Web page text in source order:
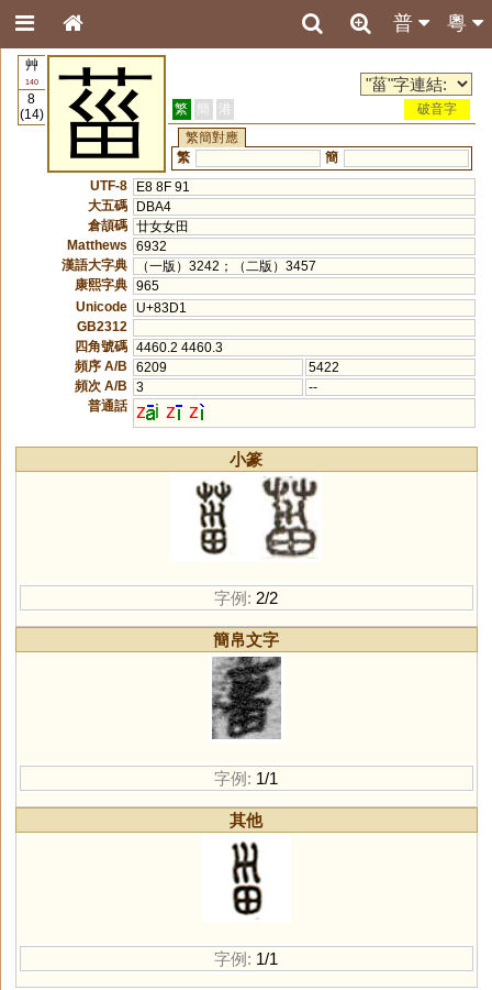
粵
普
艸
140
8
(14)
菑 繁 簡 港
破音字
繁簡對應
繁
簡
UTF-8
E8 8F 91
大五碼
DBA4
倉頡碼 廿女女田
Matthews
6932
漢語大字典
（一版）3242；（二版）3457
康熙字典 965
Unicode
U+83D1
GB2312
四角號碼 4460.2 4460.3
頻序 A/B
6209
5422
頻次 A/B
3
--
普通話 z i z z
小篆
字例: 2/2
簡帛文字
字例: 1/1
其他
字例: 1/1